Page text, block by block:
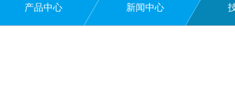
产品中心 新闻中心